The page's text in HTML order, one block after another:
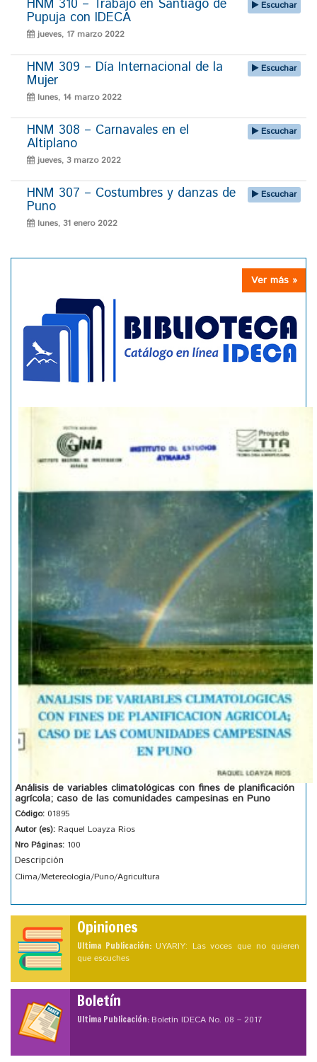
HNM 310 – Trabajo en Santiago de
Pupuja con IDECA
jueves, 17 marzo 2022
Escuchar
HNM 309 – Día Internacional de la
Mujer
lunes, 14 marzo 2022
Escuchar
HNM 308 – Carnavales en el
Altiplano
jueves, 3 marzo 2022
Escuchar
HNM 307 – Costumbres y danzas de
Puno
lunes, 31 enero 2022
Escuchar
Ver más »
Análisis de variables climatológicas con fines de planificación
agrícola; caso de las comunidades campesinas en Puno
Código: 01895
Autor (es): Raquel Loayza Rios
Nro Páginas: 100
Descripción
Clima/Metereología/Puno/Agricultura
Opiniones
Ultima Publicación: UYARIY: Las voces que no quieren
que escuches
Boletín
Ultima Publicación:Boletín IDECA No. 08 – 2017